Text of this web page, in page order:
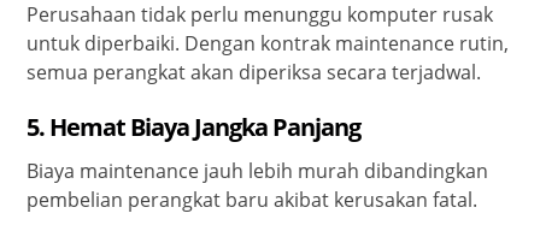
Perusahaan tidak perlu menunggu komputer rusak
untuk diperbaiki. Dengan kontrak maintenance rutin,
semua perangkat akan diperiksa secara terjadwal.
5. Hemat Biaya Jangka Panjang
Biaya maintenance jauh lebih murah dibandingkan
pembelian perangkat baru akibat kerusakan fatal.